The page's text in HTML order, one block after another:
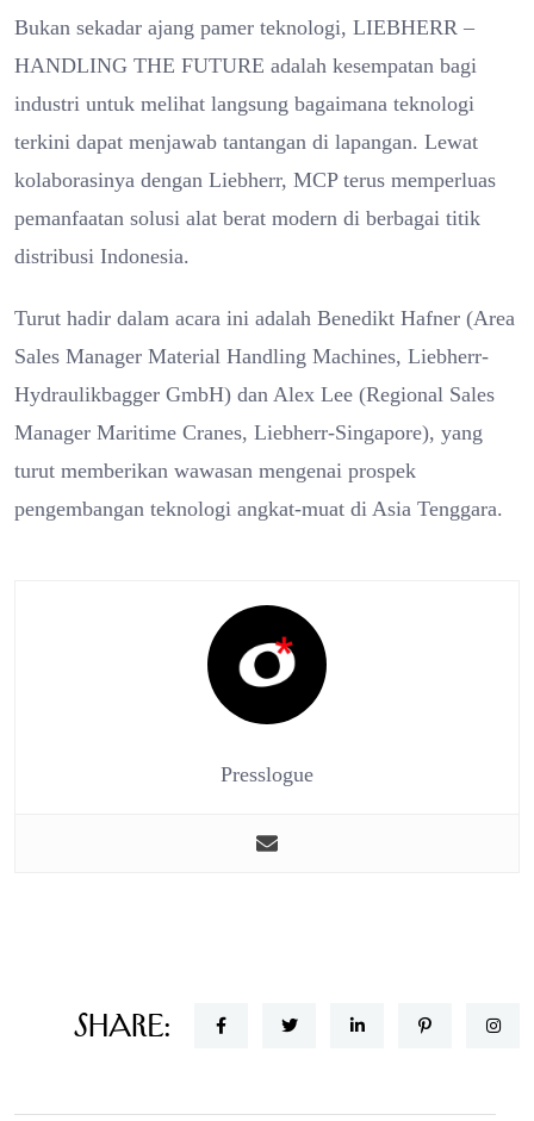
Bukan sekadar ajang pamer teknologi, LIEBHERR –
HANDLING THE FUTURE adalah kesempatan bagi
industri untuk melihat langsung bagaimana teknologi
terkini dapat menjawab tantangan di lapangan. Lewat
kolaborasinya dengan Liebherr, MCP terus memperluas
pemanfaatan solusi alat berat modern di berbagai titik
distribusi Indonesia.
Turut hadir dalam acara ini adalah Benedikt Hafner (Area
Sales Manager Material Handling Machines, Liebherr-
Hydraulikbagger GmbH) dan Alex Lee (Regional Sales
Manager Maritime Cranes, Liebherr-Singapore), yang
turut memberikan wawasan mengenai prospek
pengembangan teknologi angkat-muat di Asia Tenggara.
Presslogue
Share: